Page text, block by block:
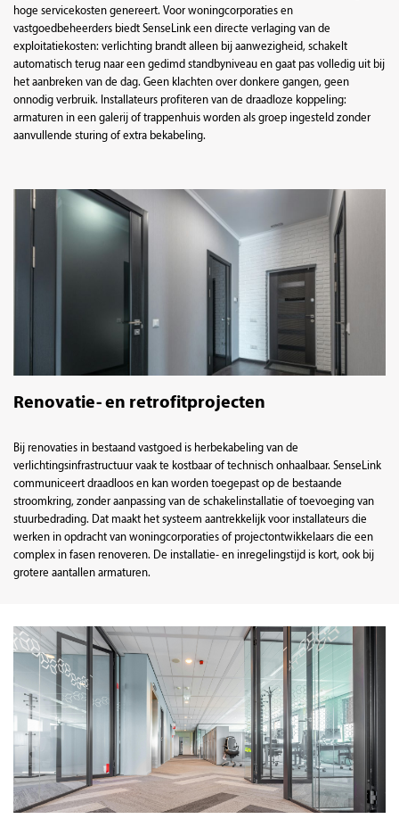
hoge servicekosten genereert. Voor woningcorporaties en
vastgoedbeheerders biedt SenseLink een directe verlaging van de
exploitatiekosten: verlichting brandt alleen bij aanwezigheid, schakelt
automatisch terug naar een gedimd standbyniveau en gaat pas volledig uit bij
het aanbreken van de dag. Geen klachten over donkere gangen, geen
onnodig verbruik. Installateurs profiteren van de draadloze koppeling:
armaturen in een galerij of trappenhuis worden als groep ingesteld zonder
aanvullende sturing of extra bekabeling.
Renovatie- en retrofitprojecten
Bij renovaties in bestaand vastgoed is herbekabeling van de
verlichtingsinfrastructuur vaak te kostbaar of technisch onhaalbaar. SenseLink
communiceert draadloos en kan worden toegepast op de bestaande
stroomkring, zonder aanpassing van de schakelinstallatie of toevoeging van
stuurbedrading. Dat maakt het systeem aantrekkelijk voor installateurs die
werken in opdracht van woningcorporaties of projectontwikkelaars die een
complex in fasen renoveren. De installatie- en inregelingstijd is kort, ook bij
grotere aantallen armaturen.